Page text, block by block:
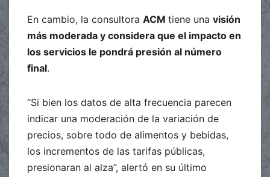
En cambio, la consultora ACM tiene una visión
más moderada y considera que el impacto en
los servicios le pondrá presión al número
final.
“Si bien los datos de alta frecuencia parecen
indicar una moderación de la variación de
precios, sobre todo de alimentos y bebidas,
los incrementos de las tarifas públicas,
presionaran al alza”, alertó en su último